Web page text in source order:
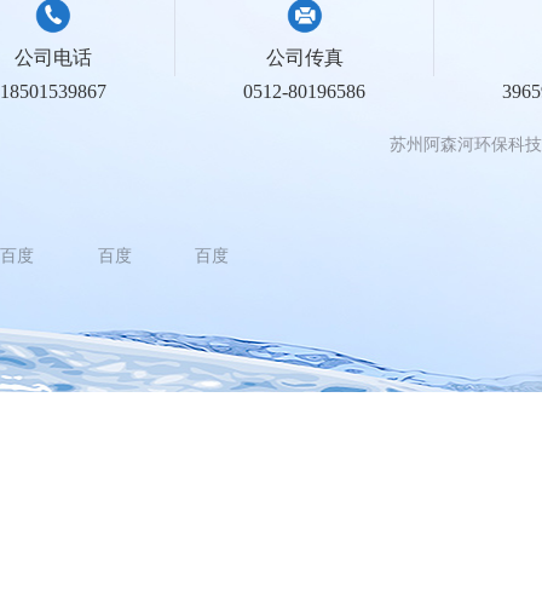
公司电话
18501539867
公司传真
0512-80196586
苏州阿森河环保科
百度 百度 百度